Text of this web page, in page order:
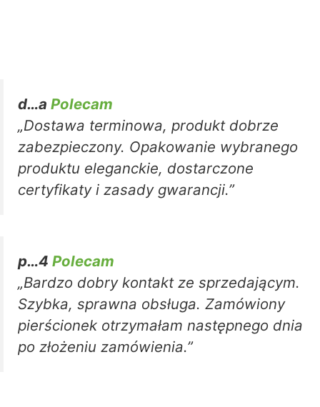
d…a Polecam
„Dostawa terminowa, produkt dobrze
zabezpieczony. Opakowanie wybranego
produktu eleganckie, dostarczone
certyfikaty i zasady gwarancji.”
p…4 Polecam
„Bardzo dobry kontakt ze sprzedającym.
Szybka, sprawna obsługa. Zamówiony
pierścionek otrzymałam następnego dnia
po złożeniu zamówienia.”